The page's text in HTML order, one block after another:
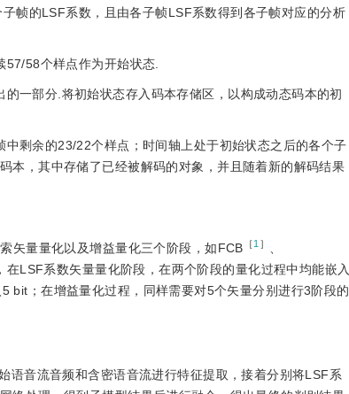
帧的LSF系数，且由各子帧LSF系数得到各子帧对应的分析
57/58个样点作为开始状态.
一部分.将初始状态存入码本存储区，以构成动态码本的初
剩余的23/22个样点；时间轴上处于初始状态之后的各个子
本，其中存储了已经被解码的对象，并且随着新的解码结果
矢量量化以及增益量化三个阶段，如FCB ［1 ］
在LSF系数矢量量化阶段，在两个阶段的量化过程中均能嵌入
bit；在增益量化过程，同样需要对5个矢量分别进行3阶段的
语音流音频和含密语音流进行特征提取，接着分别将LSF系